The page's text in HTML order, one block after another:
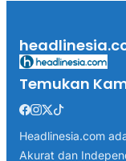
Temukan
Headlinesia.com
Akurat dan